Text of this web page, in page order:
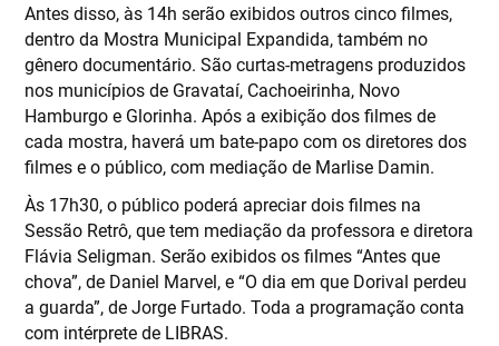
Antes disso, às 14h serão exibidos outros cinco filmes,
dentro da Mostra Municipal Expandida, também no
gênero documentário. São curtas-metragens produzidos
nos municípios de Gravataí, Cachoeirinha, Novo
Hamburgo e Glorinha. Após a exibição dos filmes de
cada mostra, haverá um bate-papo com os diretores dos
filmes e o público, com mediação de Marlise Damin.
Às 17h30, o público poderá apreciar dois filmes na
Sessão Retrô, que tem mediação da professora e diretora
Flávia Seligman. Serão exibidos os filmes “Antes que
chova”, de Daniel Marvel, e “O dia em que Dorival perdeu
a guarda”, de Jorge Furtado. Toda a programação conta
com intérprete de LIBRAS.